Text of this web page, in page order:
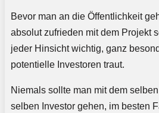
Bevor man an die Öffentlichkeit
absolut zufrieden mit dem Projekt
jeder Hinsicht wichtig, ganz
potentielle Investoren traut.
Niemals sollte man mit dem
selben Investor gehen, im besten